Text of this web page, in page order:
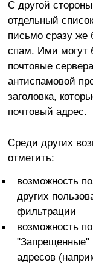
С другой
отдельный
письмо сразу же
спам. Ими могут
почтовые
антиспамовой
заголовка,
почтовый адрес.
Среди других
отметить:
возможность
других
фильтрации
возможность
"Запрещенные"
адресов